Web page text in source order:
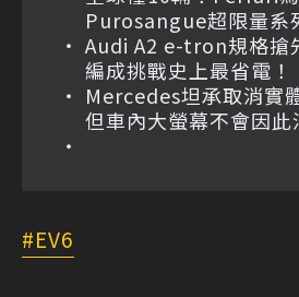
Purosangue超限量系
Audi A2 e-tron規格搶
編成挑戰史上最省電！
Mercedes坦承取消實
但車內大螢幕不會因此
EV6